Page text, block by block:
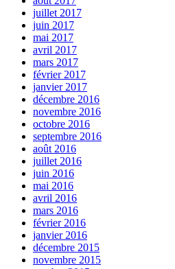
juillet 2017
juin 2017
mai 2017
avril 2017
mars 2017
février 2017
janvier 2017
décembre 2016
novembre 2016
octobre 2016
septembre 2016
août 2016
juillet 2016
juin 2016
mai 2016
avril 2016
mars 2016
février 2016
janvier 2016
décembre 2015
novembre 2015